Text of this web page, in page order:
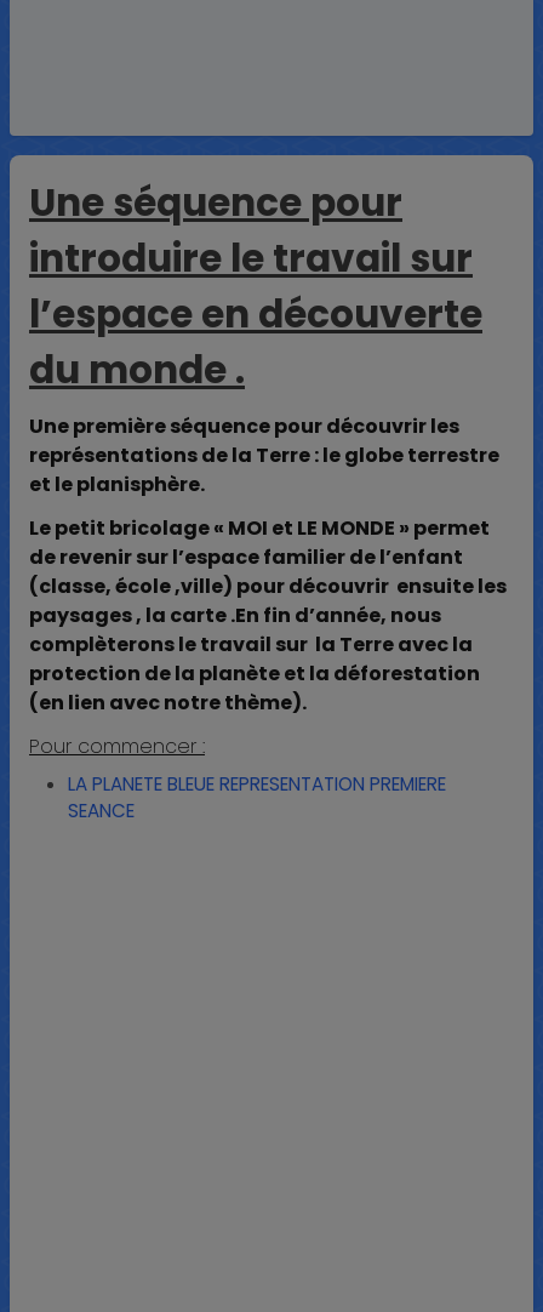
Une séquence pour
introduire le travail sur
l’espace en découverte
du monde .
Une première séquence pour découvrir les
représentations de la Terre : le globe terrestre
et le planisphère.
Le petit bricolage « MOI et LE MONDE » permet
de revenir sur l’espace familier de l’enfant
(classe, école ,ville) pour découvrir ensuite les
paysages , la carte .En fin d’année, nous
complèterons le travail sur la Terre avec la
protection de la planète et la déforestation
(en lien avec notre thème).
Pour commencer :
LA PLANETE BLEUE REPRESENTATION PREMIERE
SEANCE